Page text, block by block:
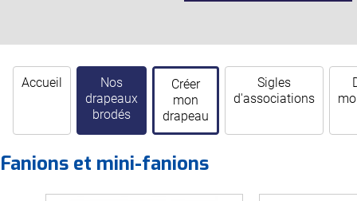
Accueil
Nos
drapeaux
brodés
Créer
mon
drapeau
Sigles
d'associations
Fanions et mini-fanions